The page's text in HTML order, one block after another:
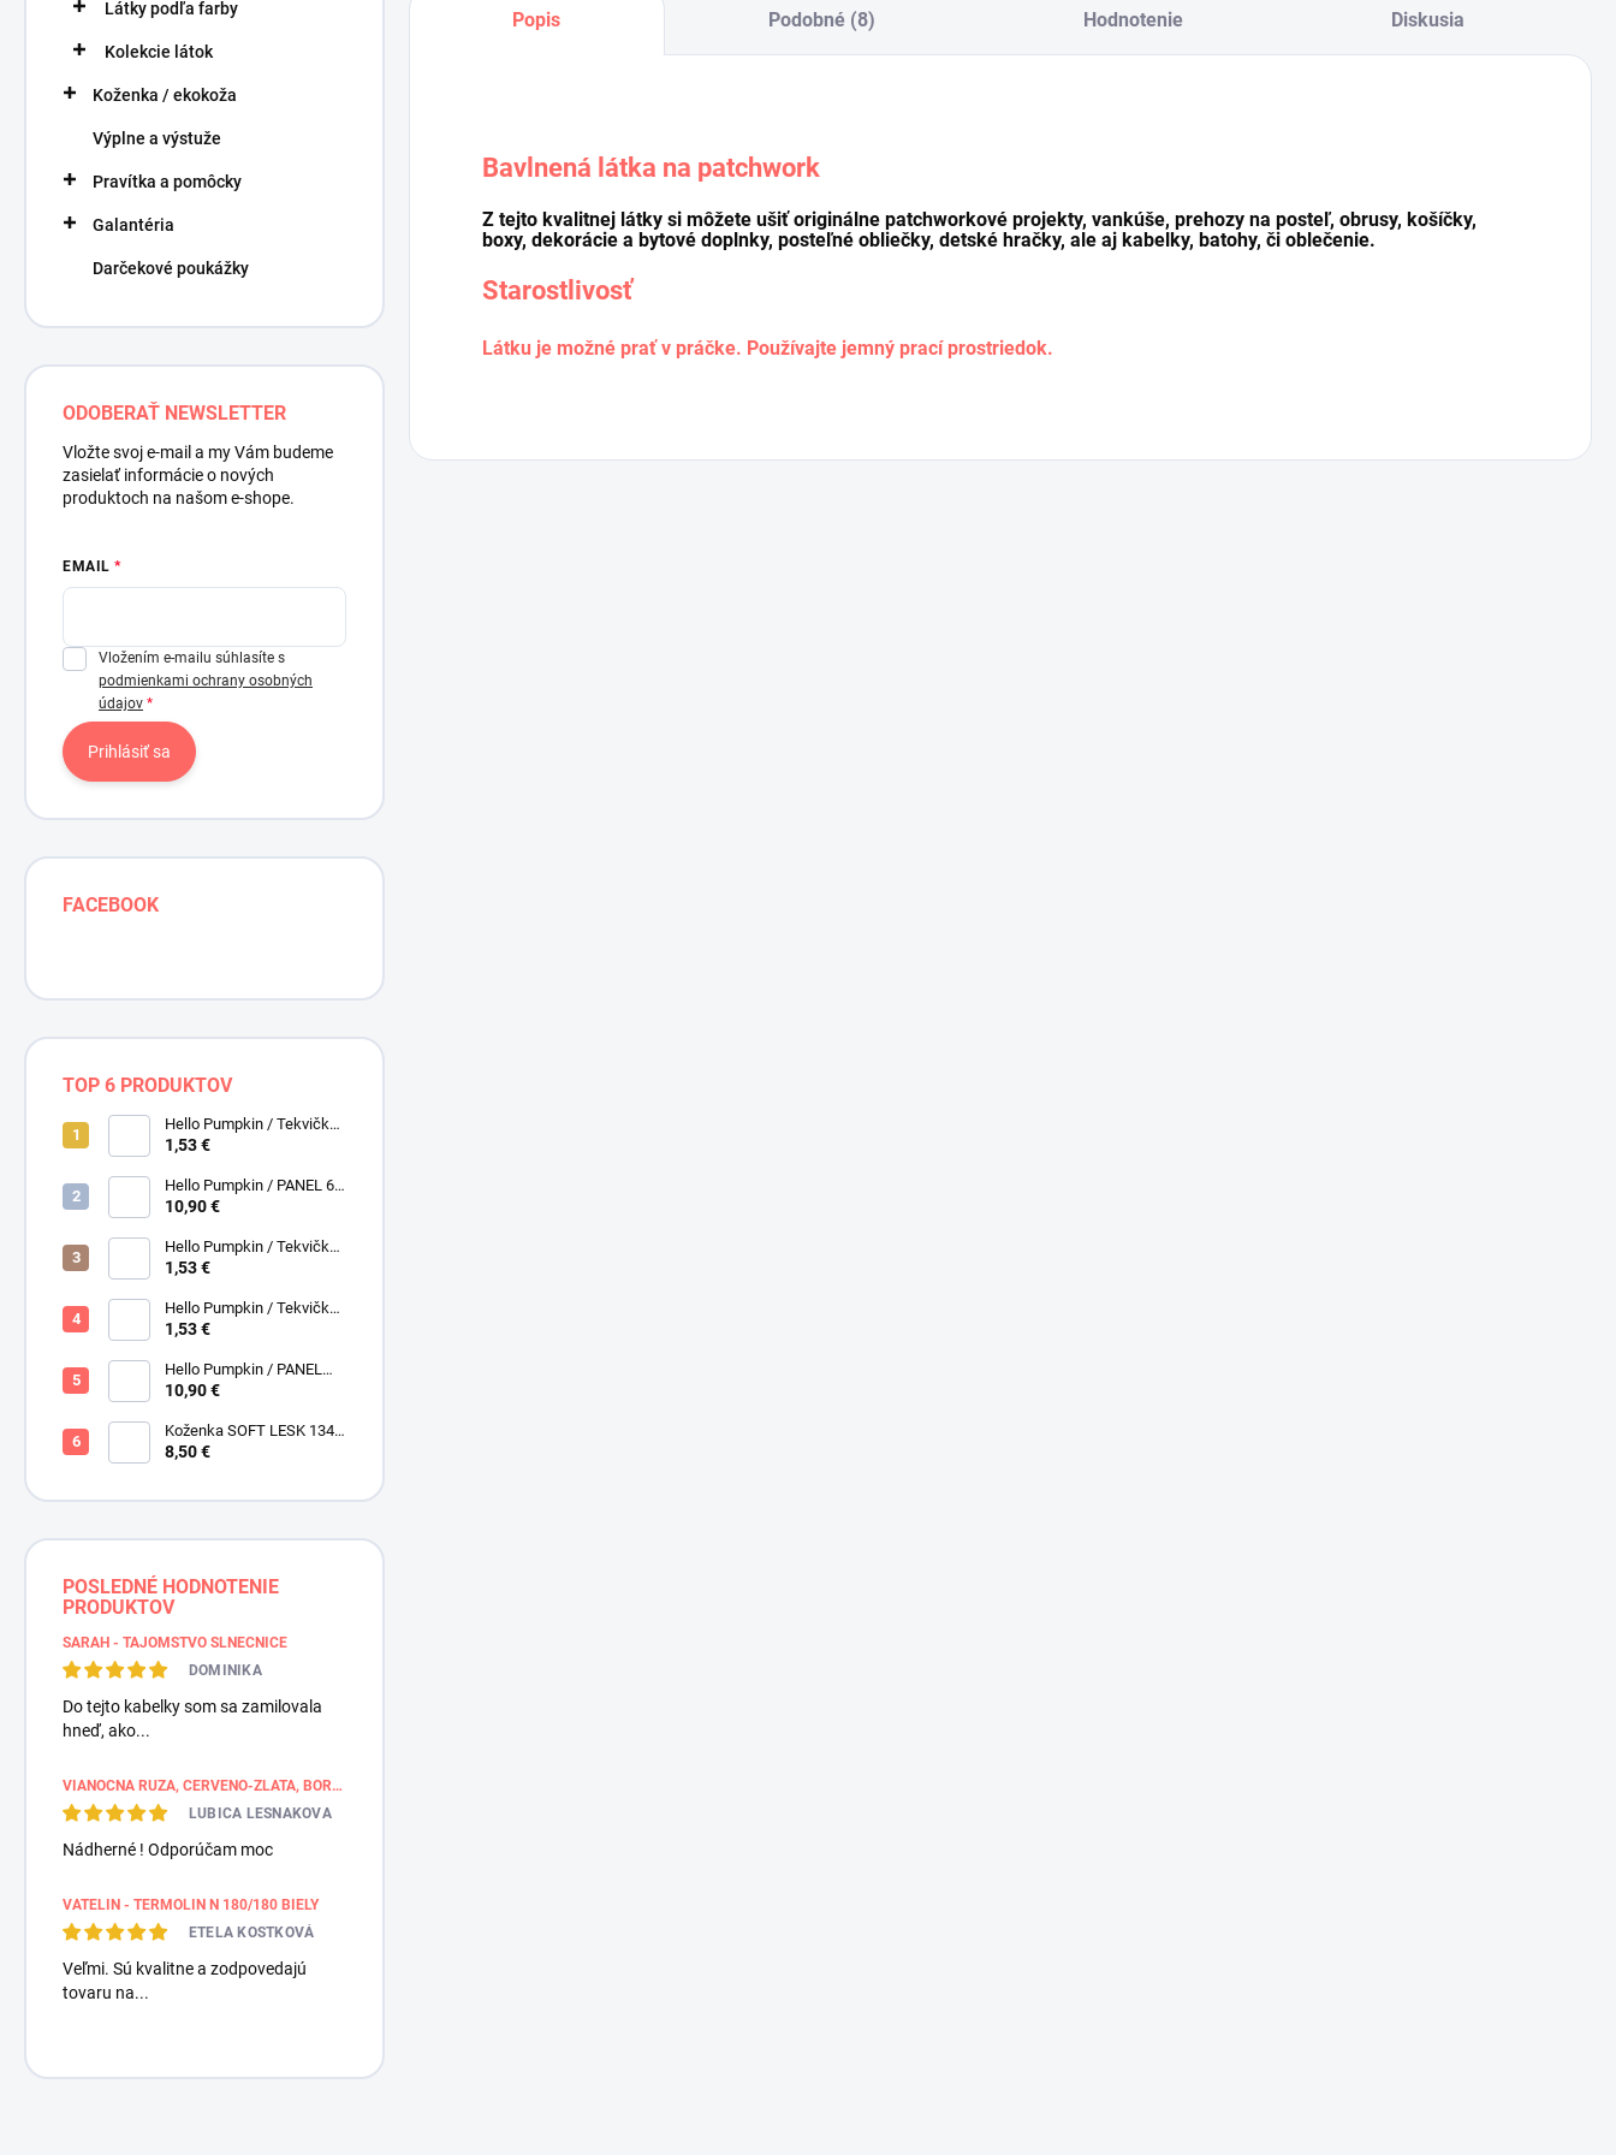
Látky podľa farby
Kolekcie látok
Koženka / ekokoža
Výplne a výstuže
Pravítka a pomôcky
Galantéria
Darčekové poukážky
ODOBERAŤ NEWSLETTER
Vložte svoj e-mail a my Vám budeme
zasielať informácie o nových
produktoch na našom e-shope.
EMAIL
Vložením e-mailu súhlasíte s
podmienkami ochrany osobných
údajov
Prihlásiť sa
FACEBOOK
TOP 6 PRODUKTOV
Hello Pumpkin / Tekvičky /
Smotanová / Cream /
1,53 €
Hello Pumpkin / PANEL 6
obrázkov / Henry Glass
10,90 €
Hello Pumpkin / Tekvičky /
Hnedá tmavá / Brown /
1,53 €
Hello Pumpkin / Tekvičky -
Oriešky / Taupe / Hnedá /
1,53 €
Hello Pumpkin / PANEL
veľký / Henry Glass
10,90 €
Koženka SOFT LESK 134
ZLATOBYĽ, žltá - zlatá,
8,50 €
POSLEDNÉ HODNOTENIE
PRODUKTOV
SARAH - TAJOMSTVO SLNEČNICE
DOMINIKA
Do tejto kabelky som sa zamilovala
hneď, ako...
VIANOČNÁ RUŽA, ČERVENO-ZLATÁ, BORDÚROVÉ PÁSY
LUBICA LESNAKOVA
Nádherné ! Odporúčam moc
VATELIN - TERMOLIN N 180/180 BIELY
ETELA KOSTKOVÁ
Veľmi. Sú kvalitne a zodpovedajú
tovaru na...
Popis Podobné (8) Hodnotenie Diskusia
Bavlnená látka na patchwork
Z tejto kvalitnej látky si môžete ušiť originálne patchworkové projekty, vankúše, prehozy na posteľ, obrusy, košíčky,
boxy, dekorácie a bytové doplnky, posteľné obliečky, detské hračky, ale aj kabelky, batohy, či oblečenie.
Starostlivosť
Látku je možné prať v práčke. Používajte jemný prací prostriedok.